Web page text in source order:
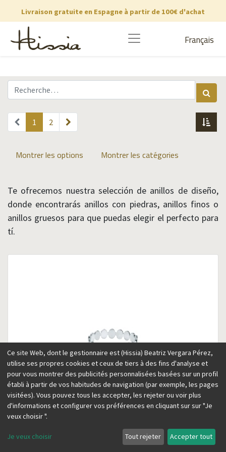
Livraison gratuite en Espagne à partir de 100€ d'achat
Français
1 2
Montrer les options Montrer les catégories
Te ofrecemos nuestra selección de anillos de diseño,
donde encontrarás anillos con piedras, anillos finos o
anillos gruesos para que puedas elegir el perfecto para
tí.
Anillo fino KubikPlata
Ce site Web, dont le gestionnaire est (Hissia) Beatriz Vergara Pérez,
utilise ses propres cookies et ceux de tiers à des fins d'analyse et
pour vous montrer des publicités personnalisées basées sur un profil
établi à partir de vos habitudes de navigation (par exemple, les pages
visitées). Vous pouvez tous les accepter, les rejeter ou voir plus
d'informations et configurer vos préférences en cliquant sur sur "Je
veux choisir ".
Je veux choisir Tout rejeter Accepter tout